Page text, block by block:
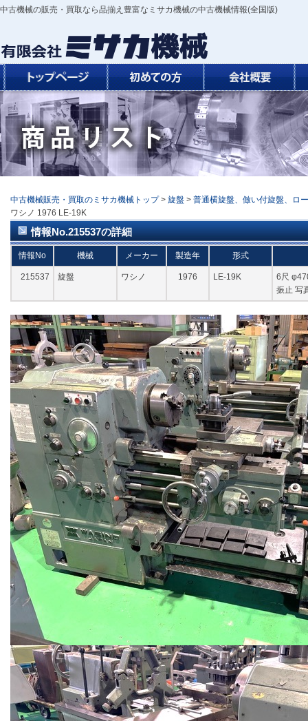
中古機械の販売・買取なら品揃え豊富なミサカ機械の中古機械情報(全国版)
中古機械販売・買取のミサカ機械トップ > 旋盤 > 普通横旋盤、倣い付旋盤、ロ
ワシノ 1976 LE-19K
情報No.215537の詳細
情報No 機械 メーカー 製造年 形式
215537 旋盤 ワシノ 1976 LE-19K
6尺
振止 写